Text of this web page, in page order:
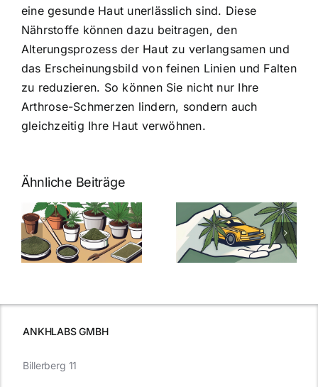
eine gesunde Haut unerlässlich sind. Diese
Nährstoffe können dazu beitragen, den
Alterungsprozess der Haut zu verlangsamen und
das Erscheinungsbild von feinen Linien und Falten
zu reduzieren. So können Sie nicht nur Ihre
Arthrose-Schmerzen lindern, sondern auch
gleichzeitig Ihre Haut verwöhnen.
Ähnliche Beiträge
Neue THC-
Grenzwert-
Regelung:
Was Sie über
Cannabis und
müssen
Cannabis
Samen
kaufen: Alles
was Sie
ANKHLABS GMBH
Billerberg 11